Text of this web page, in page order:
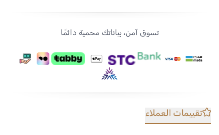
تسوق آمن، بياناتك محمية دائمًا
تقييمات العملاء